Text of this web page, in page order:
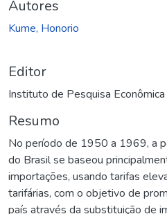
Autores
Kume, Honorio
Editor
Instituto de Pesquisa
Resumo
No período de 1950 a 1969, a
do Brasil se baseou
importações, usando tarifas
tarifárias, com o objetivo de
país através da substituição de